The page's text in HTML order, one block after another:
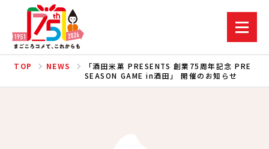
TOP NEWS
「酒田米菓 PRESENTS 創業75周年記念 PRE
SEASON GAME in酒田」 開催のお知らせ